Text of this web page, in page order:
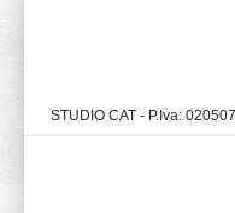
STUDIO CAT - P.Iva: